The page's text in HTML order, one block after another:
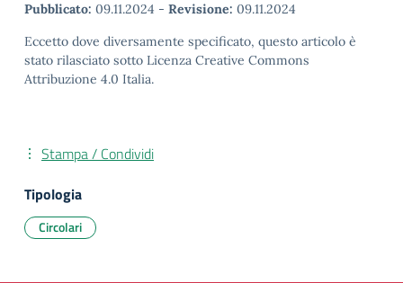
Pubblicato: 09.11.2024 - Revisione: 09.11.2024
Eccetto dove diversamente specificato, questo articolo è
stato rilasciato sotto Licenza Creative Commons
Attribuzione 4.0 Italia.
Stampa / Condividi
Tipologia
Circolari